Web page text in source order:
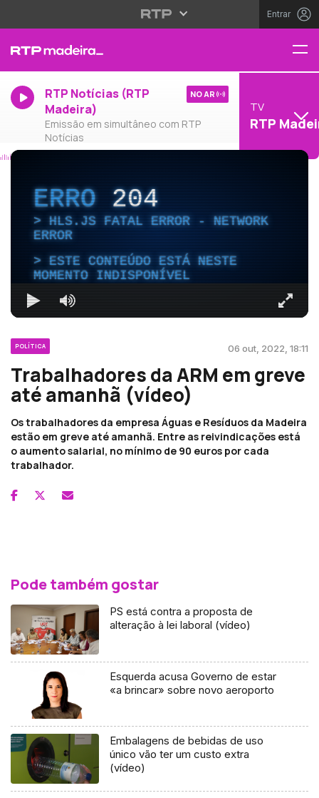
Entrar
RTP Notícias (RTP
Madeira)
Emissão em simultâneo com RTP
Notícias
NO AR
TV
RTP
ERRO204
HLS.JS FATAL ERROR - NETWORK
ERROR
ESTE CONTEÚDO ESTÁ NESTE
MOMENTO INDISPONÍVEL
POLÍTICA 06 out, 2022, 18:11
Trabalhadores da ARM em greve
até amanhã (vídeo)
Os trabalhadores da empresa Águas e Resíduos da Madeira
estão em greve até amanhã. Entre as reivindicações está
o aumento salarial, no mínimo de 90 euros por cada
trabalhador.
Pode também gostar
PS está contra a proposta de
alteração à lei laboral (vídeo)
Esquerda acusa Governo de estar
«a brincar» sobre novo aeroporto
Embalagens de bebidas de uso
único vão ter um custo extra
(vídeo)